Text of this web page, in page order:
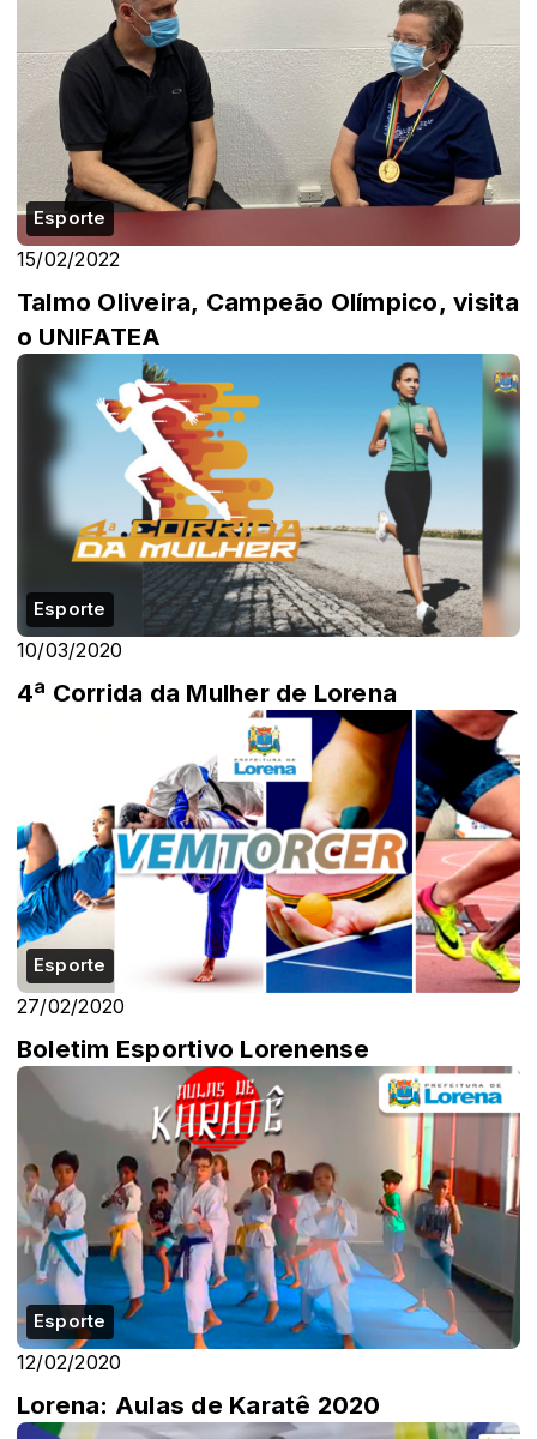
Esporte
15/02/2022
Talmo Oliveira, Campeão Olímpico, visita
o UNIFATEA
Esporte
10/03/2020
4ª Corrida da Mulher de Lorena
Esporte
27/02/2020
Boletim Esportivo Lorenense
Esporte
12/02/2020
Lorena: Aulas de Karatê 2020